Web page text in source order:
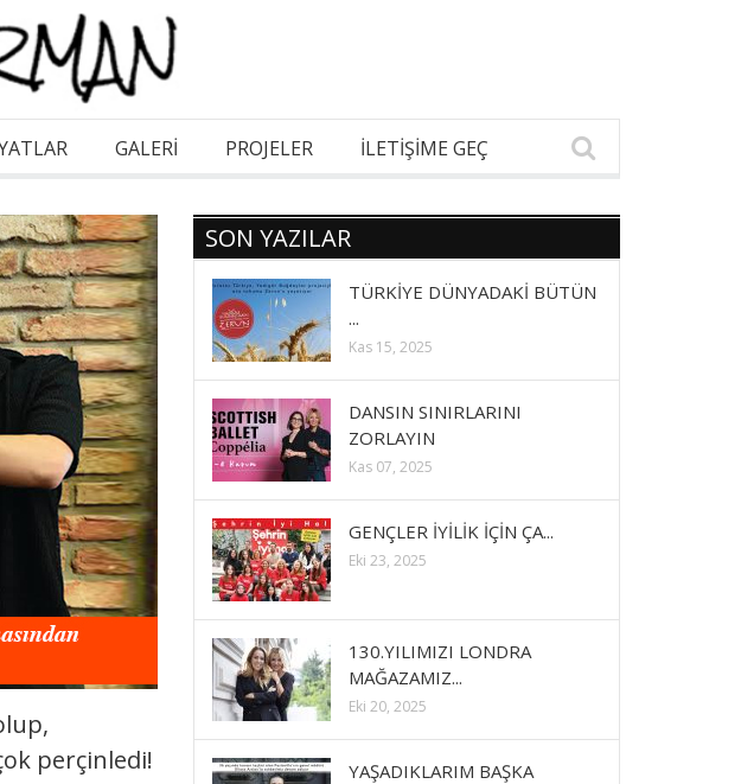
GALERI PROJELER İLETİŞİME GEÇ
perçinledi!
SON YAZILAR
TÜRKİYE DÜNYADAKİ BÜTÜN
...
Kas 15, 2025
DANSIN SINIRLARINI
ZORLAYIN
Kas 07, 2025
GENÇLER İYİLİK İÇİN ÇA...
Eki 23, 2025
130.YILIMIZI LONDRA
MAĞAZAMIZ...
Eki 20, 2025
YAŞADIKLARIM BAŞKA